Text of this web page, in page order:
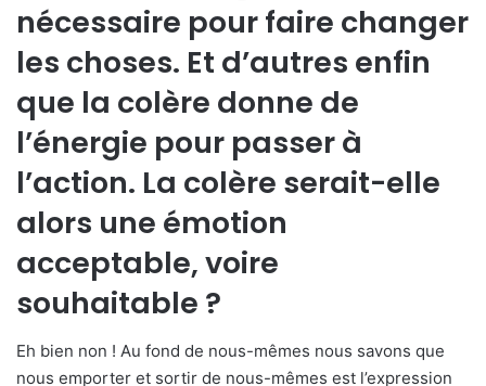
nécessaire pour faire changer
les choses. Et d’autres enfin
que la colère donne de
l’énergie pour passer à
l’action. La colère serait-elle
alors une émotion
acceptable, voire
souhaitable ?
Eh bien non ! Au fond de nous-mêmes nous savons que
nous emporter et sortir de nous-mêmes est l’expression